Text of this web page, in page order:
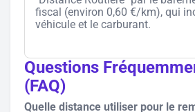
fiscal (environ 0,60 €/km), qui
véhicule et le carburant.
Questions
(FAQ)
Quelle distance utiliser pour le